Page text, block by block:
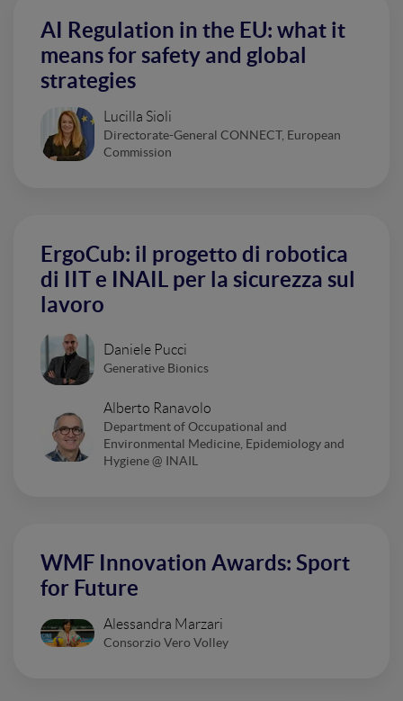
AI Regulation in the EU: what it
means for safety and global
strategies
Lucilla Sioli
Directorate-General CONNECT, European
Commission
ErgoCub: il progetto di robotica
di IIT e INAIL per la sicurezza sul
lavoro
Daniele Pucci
Generative Bionics
Alberto Ranavolo
Department of Occupational and
Environmental Medicine, Epidemiology and
Hygiene @ INAIL
WMF Innovation Awards: Sport
for Future
Alessandra Marzari
Consorzio Vero Volley